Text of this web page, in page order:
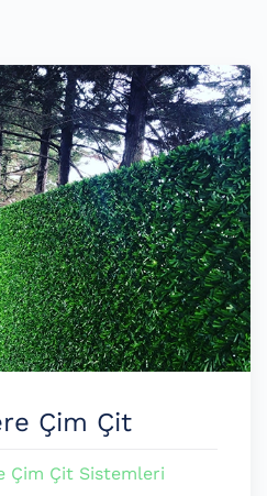
Çim Çit
Çim Çit Sistemleri